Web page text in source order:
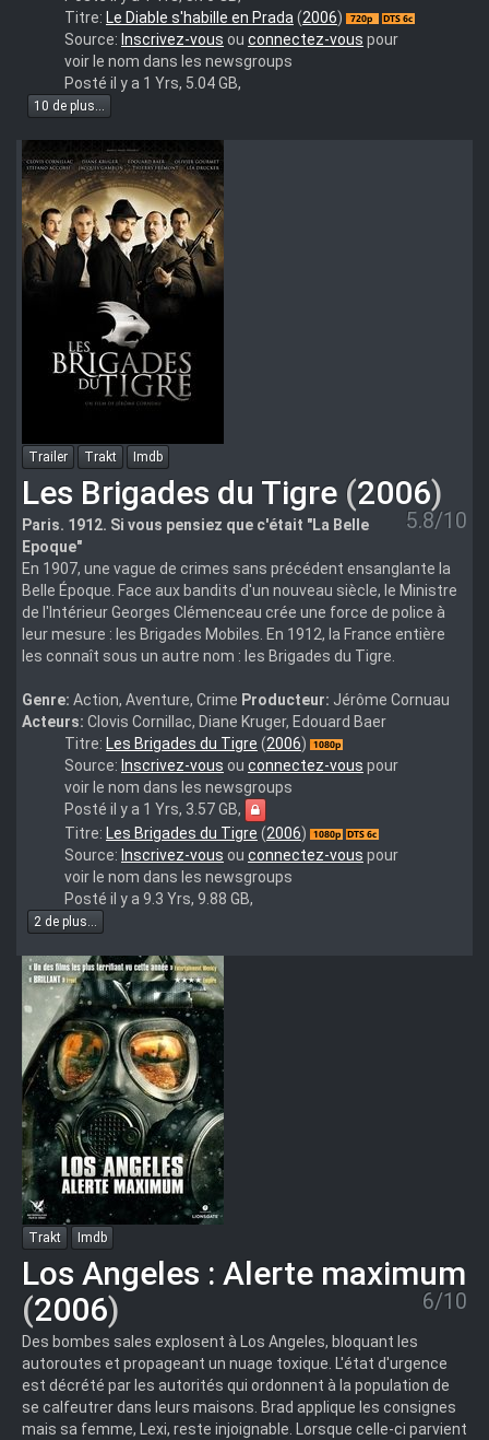
The.Devil.Wears.Prada.2006.FRENCH.720p.BluRay.x264
Titre: Le Diable s'habille en Prada (2006)
Source: Inscrivez-vous ou connectez-vous pour
voir le nom dans les newsgroups
Posté il y a 1 Yrs, 5.04 GB,
10 de plus...
Trailer Trakt Imdb
Les Brigades du Tigre (2006)
5.8/10
Paris. 1912. Si vous pensiez que c'était "La Belle
Epoque"
En 1907, une vague de crimes sans précédent ensanglante la
Belle Époque. Face aux bandits d'un nouveau siècle, le Ministre
de l'Intérieur Georges Clémenceau crée une force de police à
leur mesure : les Brigades Mobiles. En 1912, la France entière
les connaît sous un autre nom : les Brigades du Tigre.
Genre: Action, Aventure, Crime Producteur: Jérôme Cornuau
Acteurs: Clovis Cornillac, Diane Kruger, Edouard Baer
Les.Brigades.Du.Tigre.2006.FRENCH.1080p.BluRay.x264
Titre: Les Brigades du Tigre (2006)
Source: Inscrivez-vous ou connectez-vous pour
voir le nom dans les newsgroups
Posté il y a 1 Yrs, 3.57 GB,
tt0462667.2006.FRENCH.1080p.BluRay.x264-
Titre: Les Brigades du Tigre (2006)
Source: Inscrivez-vous ou connectez-vous pour
voir le nom dans les newsgroups
Posté il y a 9.3 Yrs, 9.88 GB,
2 de plus...
Trakt Imdb
Los Angeles : Alerte maximum
(2006) 6/10
Des bombes sales explosent à Los Angeles, bloquant les
autoroutes et propageant un nuage toxique. L'état d'urgence
est décrété par les autorités qui ordonnent à la population de
se calfeutrer dans leurs maisons. Brad applique les consignes
mais sa femme, Lexi, reste injoignable. Lorsque celle-ci parvient